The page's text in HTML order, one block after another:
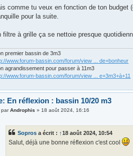
comme tu veux en fonction de ton budget
pour la suite.
filtre à grille ça se nettoie presque
premier bassin de 3m3
www.forum-bassin.com/forum/view ... de+bonheur
agrandissement pour passer à 11m3
www.forum-bassin.com/forum/view ... e+3m3+à+11
En réflexion : bassin 10/20 m3
MparAndrophis »18 août 2024, 16:16
Sopros a écrit : ↑18 août 2024, 10:54
Salut, déjà une bonne réflexion c'est cool